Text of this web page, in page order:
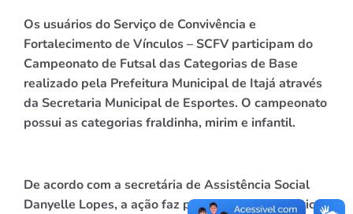
Os usuários do Serviço de Convivência e
Fortalecimento de Vínculos – SCFV participam do
Campeonato de Futsal das Categorias de Base
realizado pela Prefeitura Municipal de Itajá através
da Secretaria Municipal de Esportes. O campeonato
possui as categorias fraldinha, mirim e infantil.
De acordo com a secretária de Assistência Social
Danyelle Lopes, a ação faz parte do apoio a práticas